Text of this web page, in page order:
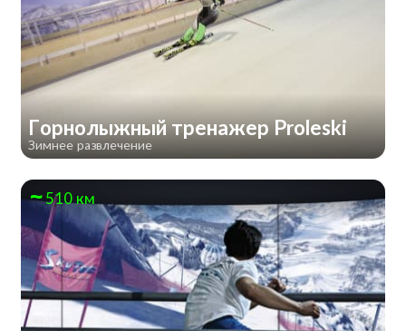
Горнолыжный тренажер Proleski
Зимнее развлечение
510 км